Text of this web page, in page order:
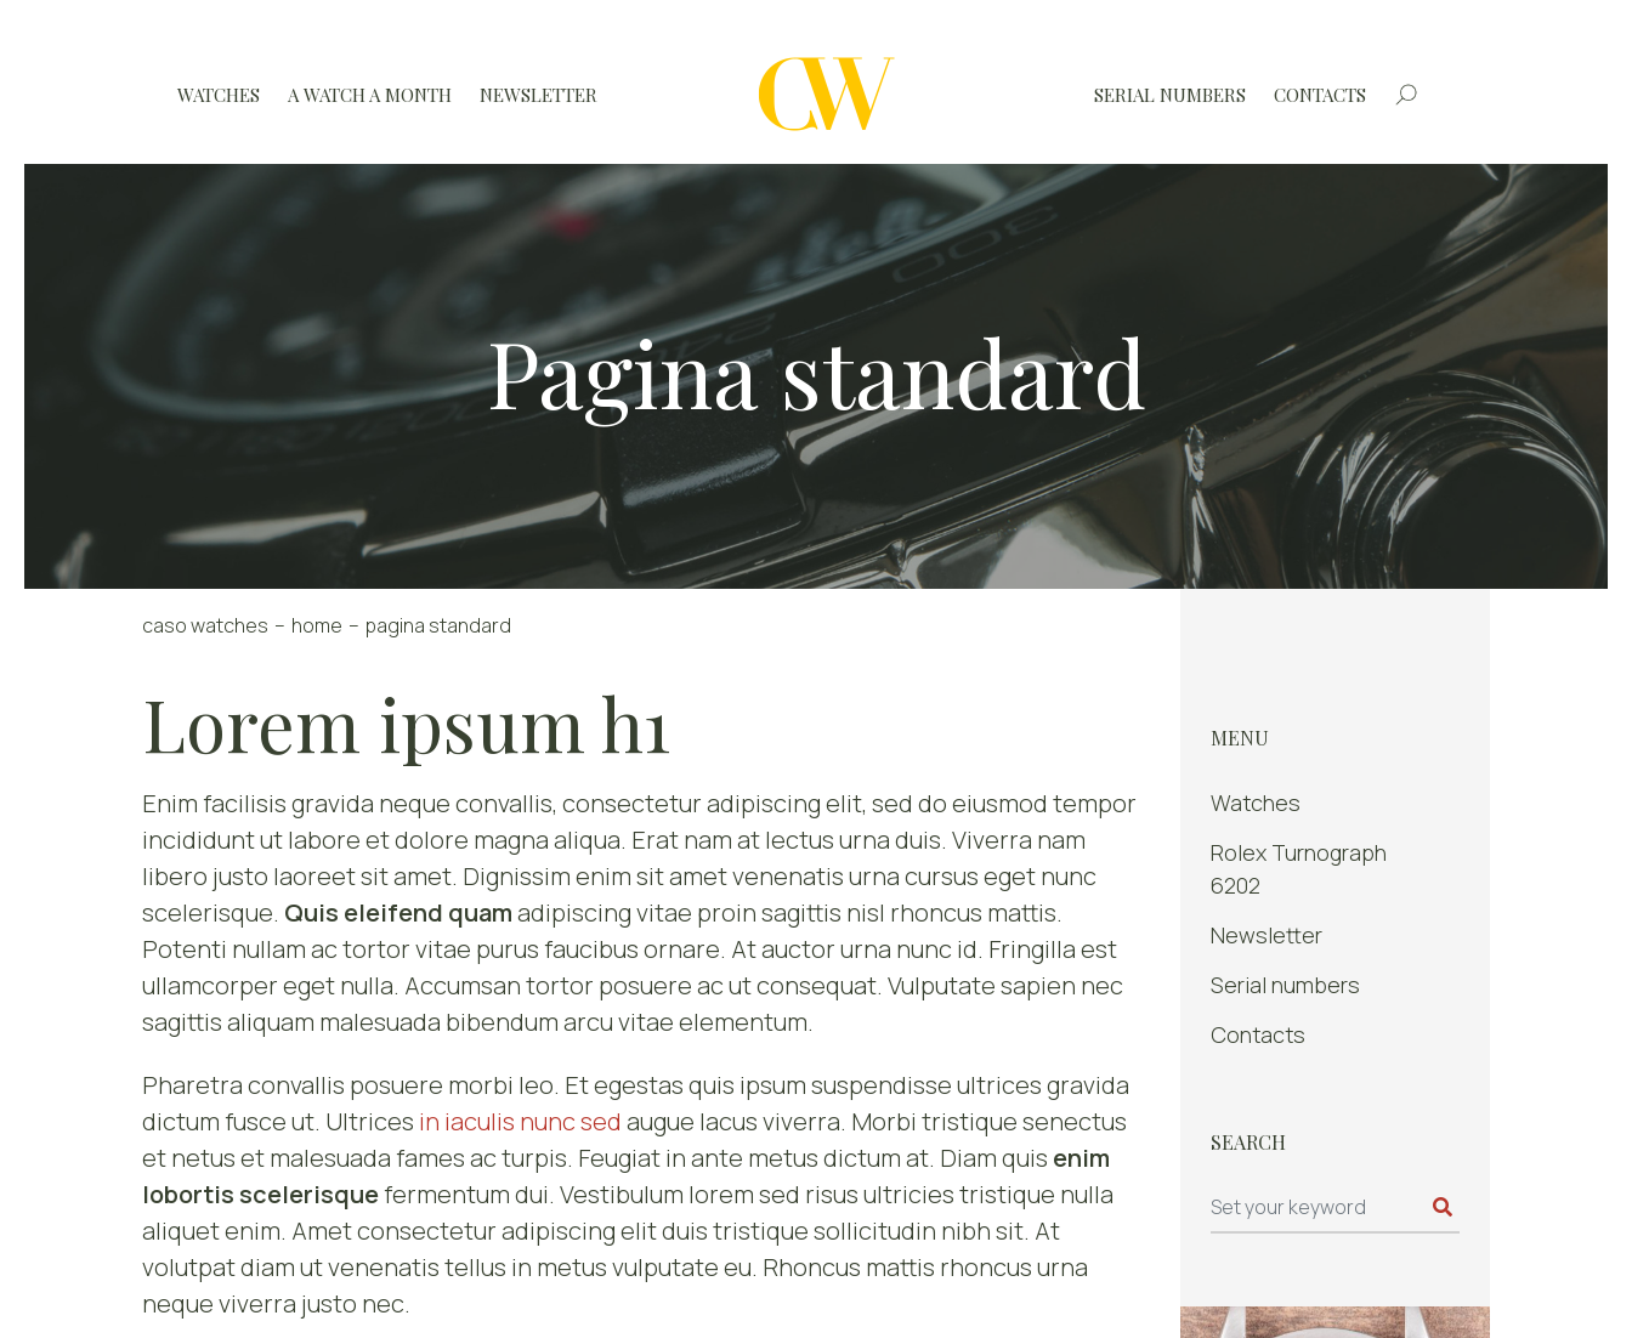
WATCHES A WATCH A MONTH NEWSLETTER SERIAL NUMBERS CONTACTS
A WATCH A MONTH
NEWSLETTER
SERIAL NUMBERS
CONTACTS
Pagina standard
caso watches home pagina standard
Lorem ipsum h1
Enim facilisis gravida neque convallis, consectetur adipiscing elit, sed do eiusmod tempor
incididunt ut labore et dolore magna aliqua. Erat nam at lectus urna duis. Viverra nam
libero justo laoreet sit amet. Dignissim enim sit amet venenatis urna cursus eget nunc
scelerisque. Quis eleifend quamadipiscing vitae proin sagittis nisl rhoncus mattis.
Potenti nullam ac tortor vitae purus faucibus ornare. At auctor urna nunc id. Fringilla est
ullamcorper eget nulla. Accumsan tortor posuere ac ut consequat. Vulputate sapien nec
sagittis aliquam malesuada bibendum arcu vitae elementum.
Pharetra convallis posuere morbi leo. Et egestas quis ipsum suspendisse ultrices gravida
dictum fusce ut. Ultrices in iaculis nunc sed augue lacus viverra. Morbi tristique senectus
et netus et malesuada fames ac turpis. Feugiat in ante metus dictum at. Diam quis enim
lobortis scelerisquefermentum dui. Vestibulum lorem sed risus ultricies tristique nulla
aliquet enim. Amet consectetur adipiscing elit duis tristique sollicitudin nibh sit. At
volutpat diam ut venenatis tellus in metus vulputate eu. Rhoncus mattis rhoncus urna
neque viverra justo nec.
MENU
Watches
Rolex Turnograph
6202
Newsletter
Serial numbers
Contacts
SEARCH